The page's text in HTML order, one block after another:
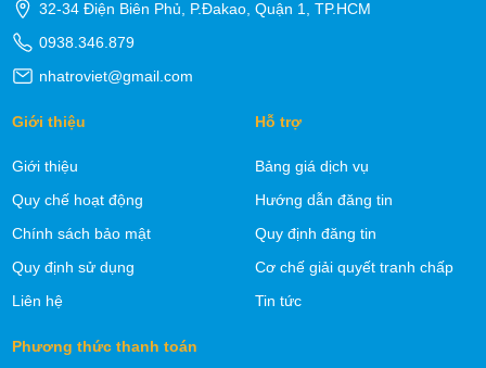
32-34 Điện Biên Phủ, P.Đakao, Quận 1, TP.HCM
0938.346.879
nhatroviet@gmail.com
Giới thiệu
Giới thiệu
Quy chế hoạt động
Chính sách bảo mật
Quy định sử dụng
Liên hệ
Hỗ trợ
Bảng giá dịch vụ
Hướng dẫn đăng tin
Quy định đăng tin
Cơ chế giải quyết tranh chấp
Tin tức
Phương thức thanh toán